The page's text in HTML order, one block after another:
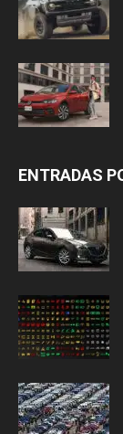
ENTRADAS